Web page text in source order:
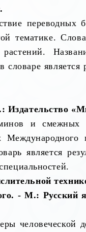
переводных
тематике.
является
и
является
- М.: Русский
человеческой